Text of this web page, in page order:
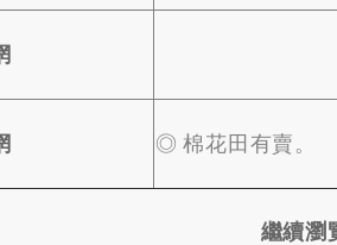
◎ 棉花田有賣。
繼續瀏